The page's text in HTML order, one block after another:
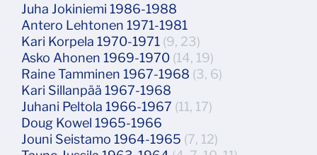
Juha Jokiniemi 1986-1988
Antero Lehtonen 1971-1981
Kari Korpela 1970-1971 (9, 23)
Asko Ahonen 1969-1970 (14, 19)
Raine Tamminen 1967-1968 (3, 6)
Kari Sillanpää 1967-1968
Juhani Peltola 1966-1967 (11, 17)
Doug Kowel 1965-1966
Jouni Seistamo 1964-1965 (7, 12)